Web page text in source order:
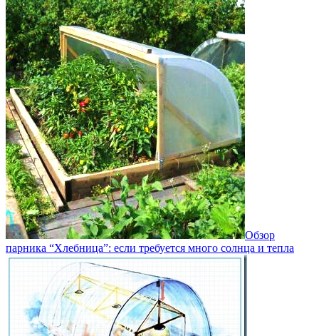
Обзор
парника “Хлебница”: если требуется много солнца и тепла